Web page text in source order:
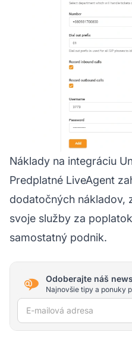
Náklady na integráciu
Predplatné LiveAgent
dodatočných nákladov,
svoje služby za
samostatný podnik.
Odoberajte náš
Najnovšie tipy a ponuky
E-mailová adresa